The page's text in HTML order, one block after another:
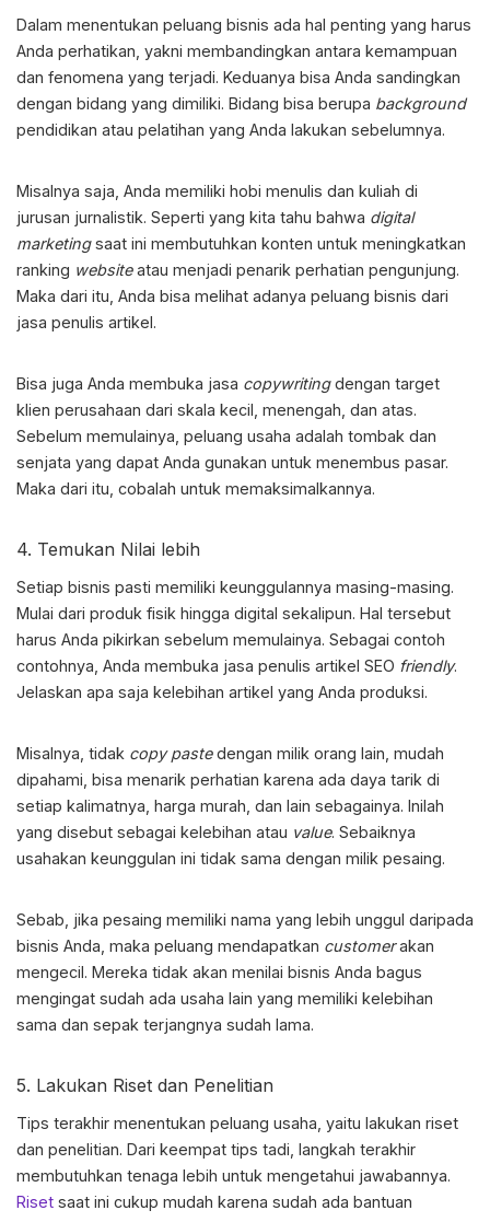
Dalam menentukan peluang bisnis ada hal penting yang harus
Anda perhatikan, yakni membandingkan antara kemampuan
dan fenomena yang terjadi. Keduanya bisa Anda sandingkan
dengan bidang yang dimiliki. Bidang bisa berupa background
pendidikan atau pelatihan yang Anda lakukan sebelumnya.
Misalnya saja, Anda memiliki hobi menulis dan kuliah di
jurusan jurnalistik. Seperti yang kita tahu bahwa digital
marketingsaat ini membutuhkan konten untuk meningkatkan
ranking websiteatau menjadi penarik perhatian pengunjung.
Maka dari itu, Anda bisa melihat adanya peluang bisnis dari
jasa penulis artikel.
Bisa juga Anda membuka jasa copywritingdengan target
klien perusahaan dari skala kecil, menengah, dan atas.
Sebelum memulainya, peluang usaha adalah tombak dan
senjata yang dapat Anda gunakan untuk menembus pasar.
Maka dari itu, cobalah untuk memaksimalkannya.
4. Temukan Nilai lebih
Setiap bisnis pasti memiliki keunggulannya masing-masing.
Mulai dari produk fisik hingga digital sekalipun. Hal tersebut
harus Anda pikirkan sebelum memulainya. Sebagai contoh
contohnya, Anda membuka jasa penulis artikel SEO friendly.
Jelaskan apa saja kelebihan artikel yang Anda produksi.
Misalnya, tidak copy pastedengan milik orang lain, mudah
dipahami, bisa menarik perhatian karena ada daya tarik di
setiap kalimatnya, harga murah, dan lain sebagainya. Inilah
yang disebut sebagai kelebihan atau value. Sebaiknya
usahakan keunggulan ini tidak sama dengan milik pesaing.
Sebab, jika pesaing memiliki nama yang lebih unggul daripada
bisnis Anda, maka peluang mendapatkan customerakan
mengecil. Mereka tidak akan menilai bisnis Anda bagus
mengingat sudah ada usaha lain yang memiliki kelebihan
sama dan sepak terjangnya sudah lama.
5. Lakukan Riset dan Penelitian
Tips terakhir menentukan peluang usaha, yaitu lakukan riset
dan penelitian. Dari keempat tips tadi, langkah terakhir
membutuhkan tenaga lebih untuk mengetahui jawabannya.
Riset saat ini cukup mudah karena sudah ada bantuan